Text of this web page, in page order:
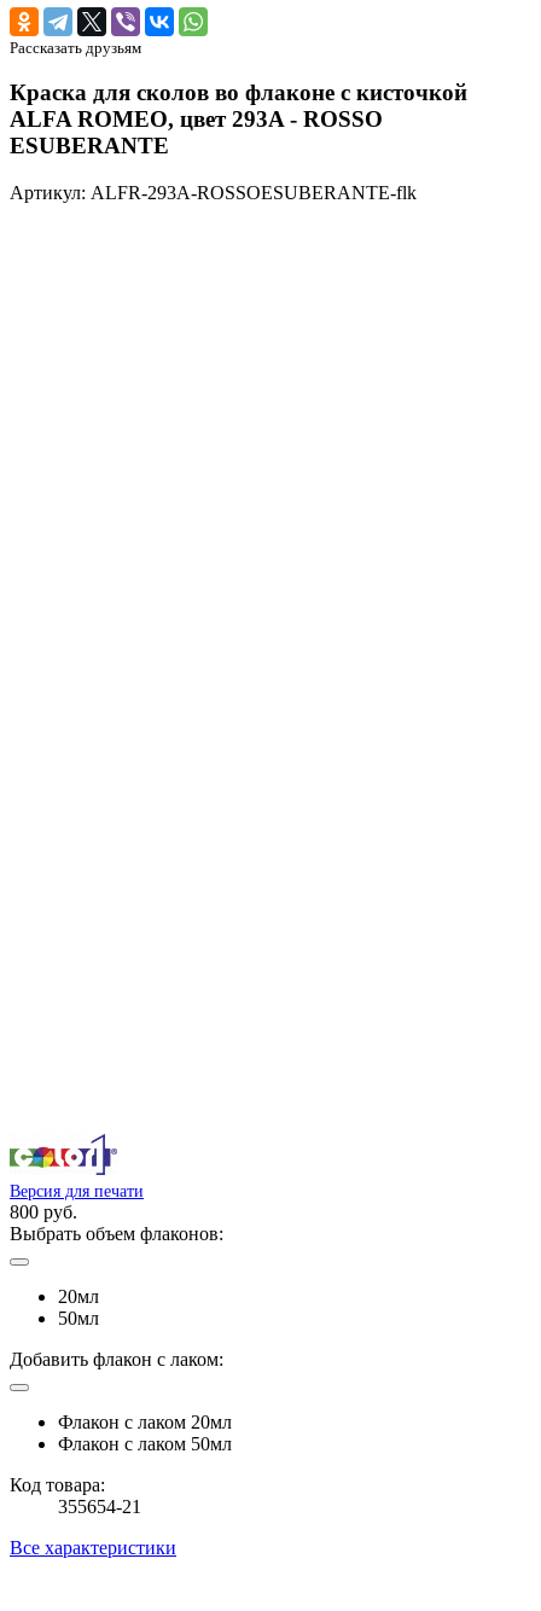
Рассказать друзьям
Краска для сколов во флаконе с кисточкой
ALFA ROMEO, цвет 293A - ROSSO
ESUBERANTE
Артикул: ALFR-293A-ROSSOESUBERANTE-flk
Версия для печати
800 руб.
Выбрать объем флаконов:
20мл
50мл
Добавить флакон с лаком:
Флакон с лаком 20мл
Флакон с лаком 50мл
Код товара:
355654-21
Все характеристики